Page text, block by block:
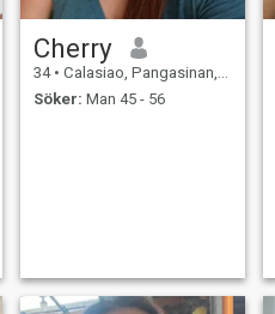
Cherry
34 • Calasiao, Pangasinan, Filippinerna
Söker: Man 45 - 56